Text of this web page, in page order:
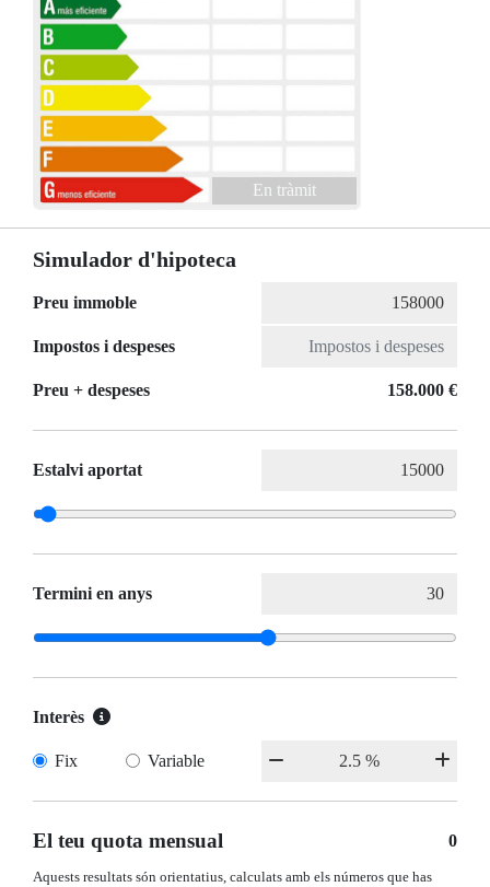
En tràmit
Simulador d'hipoteca
Preu immoble
Impostos i despeses
Preu + despeses 158.000 €
Estalvi aportat
Termini en anys
Interès
Fix Variable
El teu quota mensual 0
Aquests resultats són orientatius, calculats amb els números que has